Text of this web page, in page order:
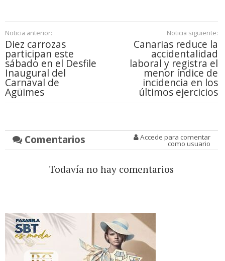
Noticia anterior:
Diez carrozas
participan este
sábado en el Desfile
Inaugural del
Carnaval de
Agüimes
Noticia siguiente:
Canarias reduce la
accidentalidad
laboral y registra el
menor índice de
incidencia en los
últimos ejercicios
Comentarios Accede para comentar
como usuario
Todavía no hay comentarios